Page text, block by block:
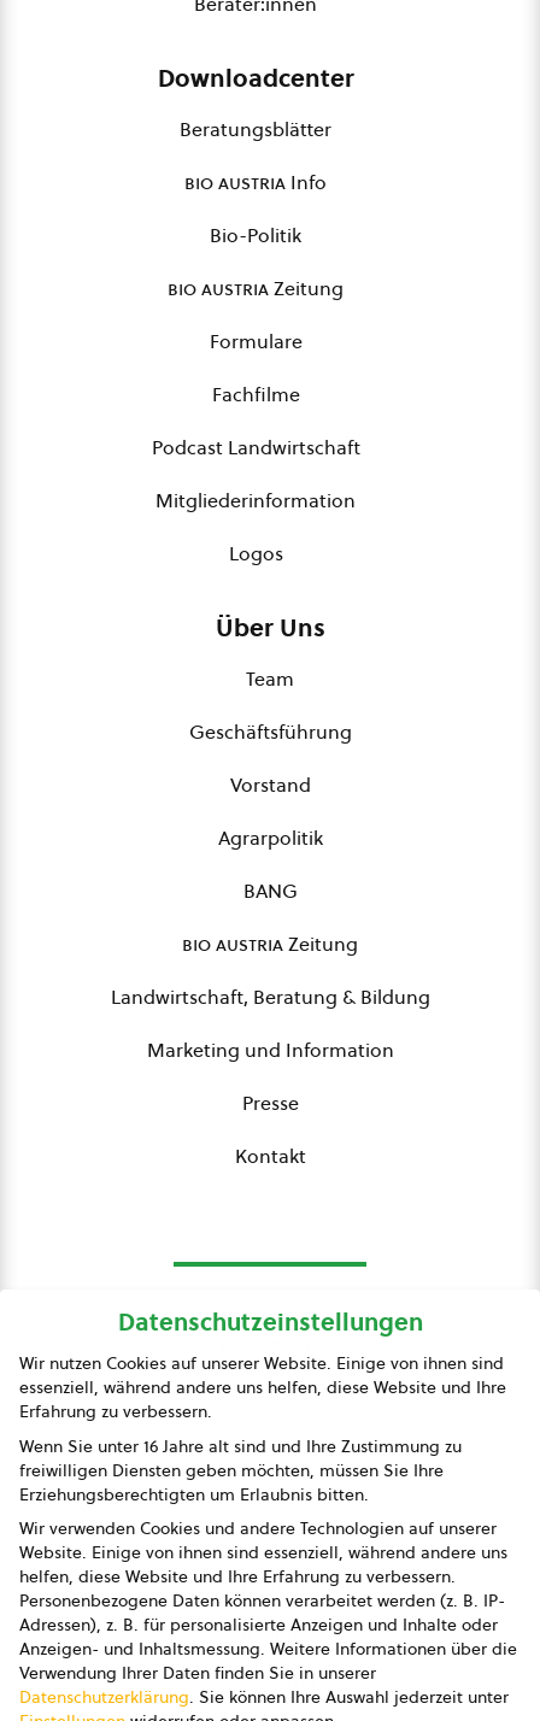
Downloadcenter
Beratungsblätter
bio austria Info
Bio-Politik
bio austriaZeitung
Formulare
Fachfilme
Podcast Landwirtschaft
Mitgliederinformation
Logos
Über Uns
Team
Geschäftsführung
Vorstand
Agrarpolitik
BANG
bio austriaZeitung
Landwirtschaft, Beratung & Bildung
Marketing und Information
Presse
Kontakt
Presse
Impressum
Datenschutz
AGB
AGB Marketing GmbH
AGB Bildung
Newsletter
Datenschutzeinstellungen
Wir nutzen Cookies auf unserer Website. Einige von ihnen sind
essenziell, während andere uns helfen, diese Website und Ihre
Erfahrung zu verbessern.
Wenn Sie unter 16 Jahre alt sind und Ihre Zustimmung zu
freiwilligen Diensten geben möchten, müssen Sie Ihre
Erziehungsberechtigten um Erlaubnis bitten.
Wir verwenden Cookies und andere Technologien auf unserer
Website. Einige von ihnen sind essenziell, während andere uns
helfen, diese Website und Ihre Erfahrung zu verbessern.
Personenbezogene Daten können verarbeitet werden (z. B. IP-
Adressen), z. B. für personalisierte Anzeigen und Inhalte oder
Anzeigen- und Inhaltsmessung. Weitere Informationen über die
Verwendung Ihrer Daten finden Sie in unserer
Datenschutzerklärung. Sie können Ihre Auswahl jederzeit unter